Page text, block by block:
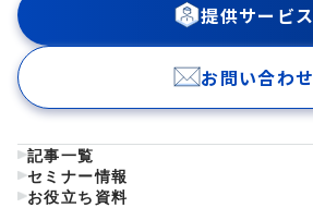
提供サービス
お問い合わせ
記事一覧
セミナー情報
お役立ち資料